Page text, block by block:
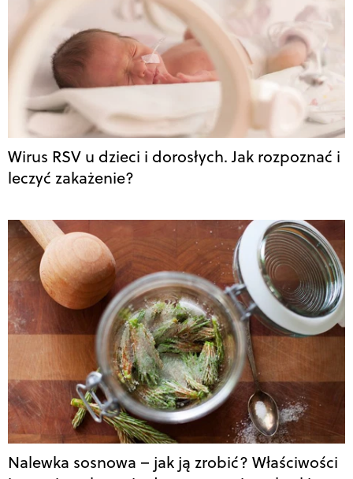
Wirus RSV u dzieci i dorosłych. Jak rozpoznać i
leczyć zakażenie?
Nalewka sosnowa – jak ją zrobić? Właściwości